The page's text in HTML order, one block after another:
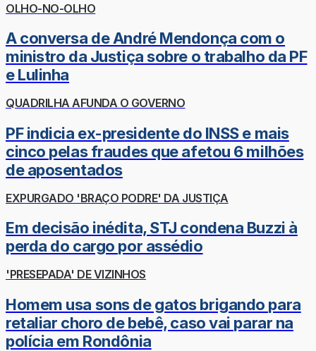
OLHO-NO-OLHO
A conversa de André Mendonça com o
ministro da Justiça sobre o trabalho da PF
e Lulinha
QUADRILHA AFUNDA O GOVERNO
PF indicia ex-presidente do INSS e mais
cinco pelas fraudes que afetou 6 milhões
de aposentados
EXPURGADO 'BRAÇO PODRE' DA JUSTIÇA
Em decisão inédita, STJ condena Buzzi à
perda do cargo por assédio
'PRESEPADA' DE VIZINHOS
Homem usa sons de gatos brigando para
retaliar choro de bebê, caso vai parar na
polícia em Rondônia